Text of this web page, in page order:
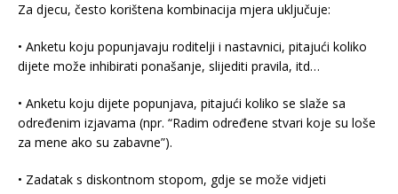
Za djecu, često korištena kombinacija mjera uključuje:
• Anketu koju popunjavaju roditelji i nastavnici, pitajući koliko
dijete može inhibirati ponašanje, slijediti pravila, itd…
• Anketu koju dijete popunjava, pitajući koliko se slaže sa
određenim izjavama (npr. “Radim određene stvari koje su loše
za mene ako su zabavne”).
• Zadatak s diskontnom stopom, gdje se može vidjeti